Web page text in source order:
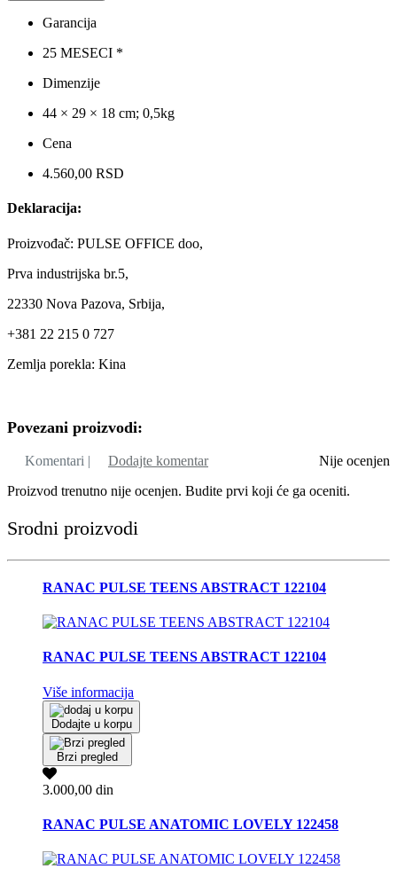
Garancija
25 MESECI *
Dimenzije
44 × 29 × 18 cm; 0,5kg
Cena
4.560,00 RSD
Deklaracija:
Proizvođač: PULSE OFFICE doo,
Prva industrijska br.5,
22330 Nova Pazova, Srbija,
+381 22 215 0 727
Zemlja porekla: Kina
Povezani proizvodi:
Nije ocenjen
Komentari |
Dodajte komentar
Proizvod trenutno nije ocenjen. Budite prvi koji će ga oceniti.
Srodni proizvodi
RANAC PULSE TEENS ABSTRACT 122104
RANAC PULSE TEENS ABSTRACT 122104
Više informacija
Dodajte u korpu
Brzi pregled
3.000,00 din
RANAC PULSE ANATOMIC LOVELY 122458